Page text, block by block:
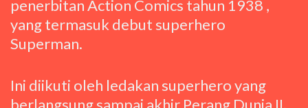
penerbitan Action Comics tahun 1938 ,
yang termasuk debut superhero
Superman.
Ini diikuti oleh ledakan superhero yang